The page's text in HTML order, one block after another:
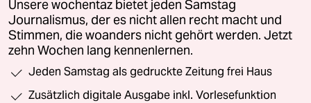
Unsere wochentaz bietet jeden Samstag
Journalismus, der es nicht allen recht macht und
Stimmen, die woanders nicht gehört werden. Jetzt
zehn Wochen lang kennenlernen.
Jeden Samstag als gedruckte Zeitung frei Haus
Zusätzlich digitale Ausgabe inkl. Vorlesefunktion